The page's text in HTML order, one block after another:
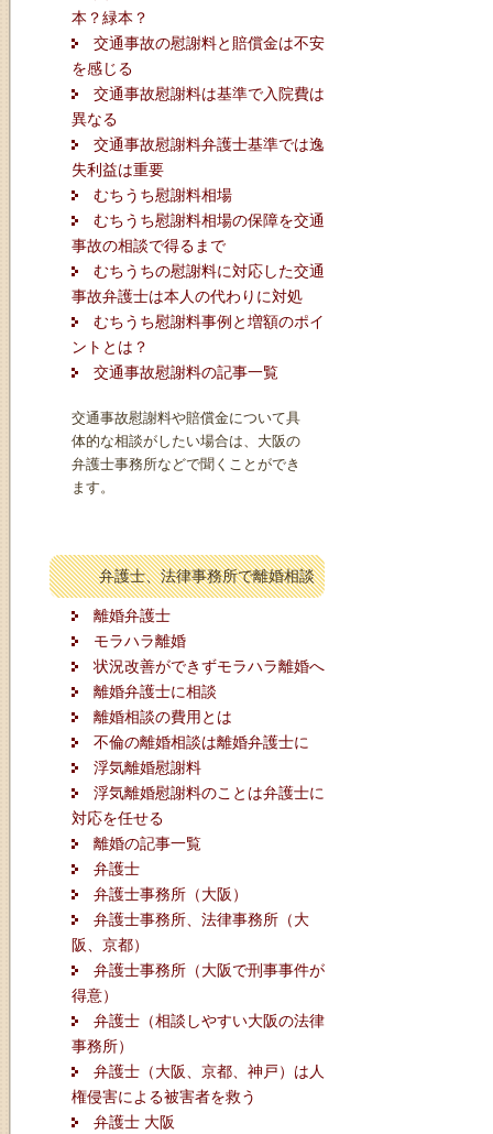
本？緑本？
交通事故の慰謝料と賠償金は不安
を感じる
交通事故慰謝料は基準で入院費は
異なる
交通事故慰謝料弁護士基準では逸
失利益は重要
むちうち慰謝料相場
むちうち慰謝料相場の保障を交通
事故の相談で得るまで
むちうちの慰謝料に対応した交通
事故弁護士は本人の代わりに対処
むちうち慰謝料事例と増額のポイ
ントとは？
交通事故慰謝料の記事一覧
交通事故慰謝料や賠償金について具
体的な相談がしたい場合は、大阪の
弁護士事務所などで聞くことができ
ます。
弁護士、法律事務所で離婚相談
離婚弁護士
モラハラ離婚
状況改善ができずモラハラ離婚へ
離婚弁護士に相談
離婚相談の費用とは
不倫の離婚相談は離婚弁護士に
浮気離婚慰謝料
浮気離婚慰謝料のことは弁護士に
対応を任せる
離婚の記事一覧
弁護士
弁護士事務所（大阪）
弁護士事務所、法律事務所（大
阪、京都）
弁護士事務所（大阪で刑事事件が
得意）
弁護士（相談しやすい大阪の法律
事務所）
弁護士（大阪、京都、神戸）は人
権侵害による被害者を救う
弁護士 大阪